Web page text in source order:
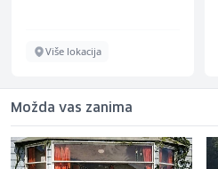
Više lokacija
Možda vas zanima